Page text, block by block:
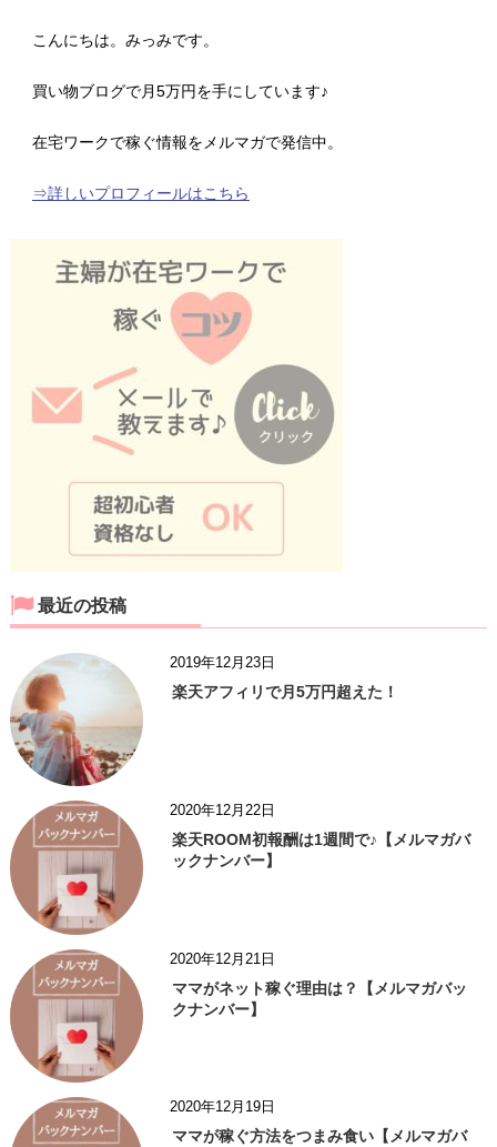
こんにちは。みっみです。
買い物ブログで月5万円を手にしています♪
在宅ワークで稼ぐ情報をメルマガで発信中。
⇒詳しいプロフィールはこちら
最近の投稿
2019年12月23日
楽天アフィリで月5万円超えた！
2020年12月22日
楽天ROOM初報酬は1週間で♪【メルマガバ
ックナンバー】
2020年12月21日
ママがネット稼ぐ理由は？【メルマガバッ
クナンバー】
2020年12月19日
ママが稼ぐ方法をつまみ食い【メルマガバ